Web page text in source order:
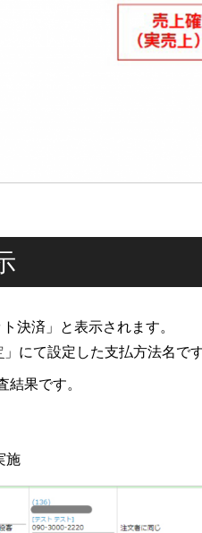
決済」と表示されます。
」にて設定した支払方法名で
果です。
施